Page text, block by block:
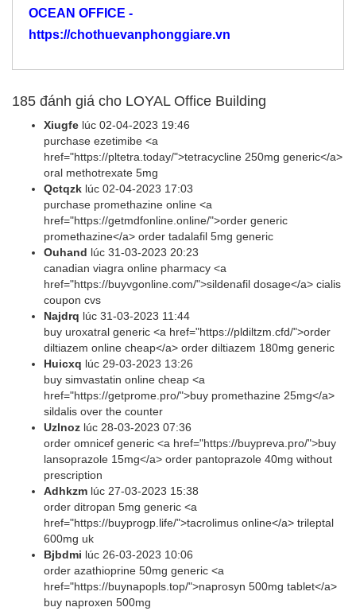
OCEAN OFFICE -
https://chothuevanphonggiare.vn
185 đánh giá cho LOYAL Office Building
Xiugfe lúc 02-04-2023 19:46
purchase ezetimibe <a
href="https://pltetra.today/">tetracycline 250mg generic</a>
oral methotrexate 5mg
Qctqzk lúc 02-04-2023 17:03
purchase promethazine online <a
href="https://getmdfonline.online/">order generic
promethazine</a> order tadalafil 5mg generic
Ouhand lúc 31-03-2023 20:23
canadian viagra online pharmacy <a
href="https://buyvgonline.com/">sildenafil dosage</a> cialis
coupon cvs
Najdrq lúc 31-03-2023 11:44
buy uroxatral generic <a href="https://pldiltzm.cfd/">order
diltiazem online cheap</a> order diltiazem 180mg generic
Huicxq lúc 29-03-2023 13:26
buy simvastatin online cheap <a
href="https://getprome.pro/">buy promethazine 25mg</a>
sildalis over the counter
Uzlnoz lúc 28-03-2023 07:36
order omnicef generic <a href="https://buypreva.pro/">buy
lansoprazole 15mg</a> order pantoprazole 40mg without
prescription
Adhkzm lúc 27-03-2023 15:38
order ditropan 5mg generic <a
href="https://buyprogp.life/">tacrolimus online</a> trileptal
600mg uk
Bjbdmi lúc 26-03-2023 10:06
order azathioprine 50mg generic <a
href="https://buynapopls.top/">naprosyn 500mg tablet</a>
buy naproxen 500mg